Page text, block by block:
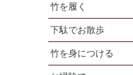
竹を履く
下駄でお散歩
竹を身につける